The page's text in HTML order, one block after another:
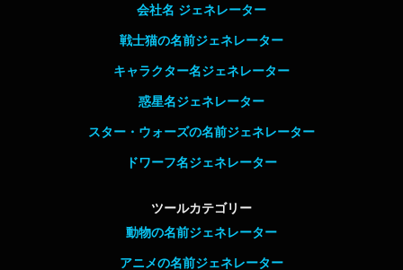
会社名 ジェネレーター
戦士猫の名前ジェネレーター
キャラクター名ジェネレーター
惑星名ジェネレーター
スター・ウォーズの名前ジェネレーター
ドワーフ名ジェネレーター
ツールカテゴリー
動物の名前ジェネレーター
アニメの名前ジェネレーター